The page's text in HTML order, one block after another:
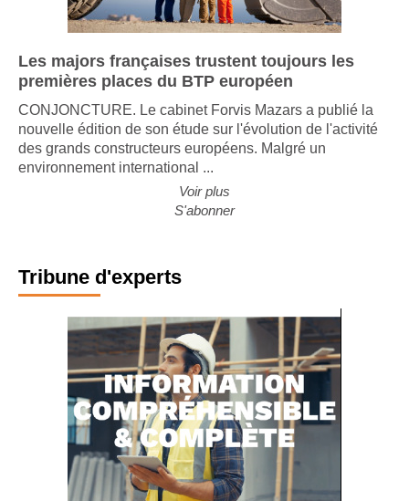
Les majors françaises trustent toujours les
premières places du BTP européen
CONJONCTURE. Le cabinet Forvis Mazars a publié la
nouvelle édition de son étude sur l'évolution de l'activité
des grands constructeurs européens. Malgré un
Voir plus
Tribune d'experts